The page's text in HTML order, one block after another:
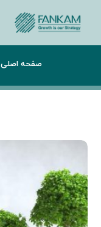
صفحه اصلی